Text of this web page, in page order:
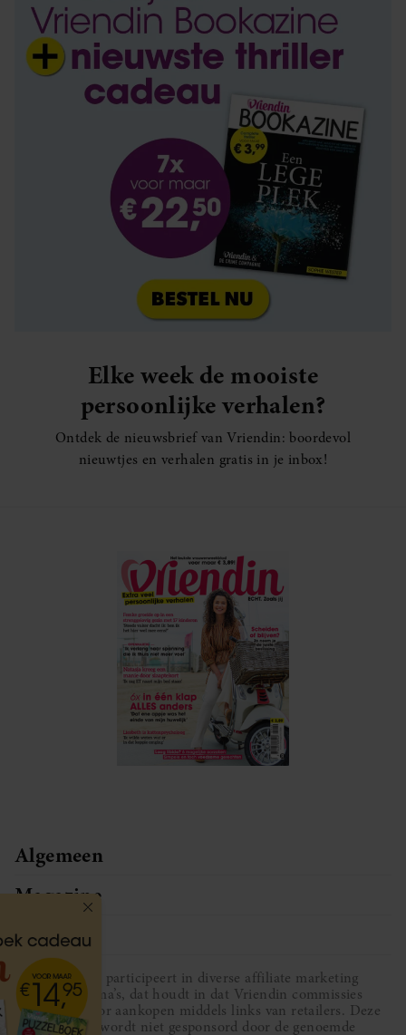
Elke week de mooiste
persoonlijke verhalen?
Ontdek de nieuwsbrief van Vriendin: boordevol
nieuwtjes en verhalen gratis in je inbox!
Algemeen
Magazine
Service
Vriendin participeert in diverse affiliate marketing
programma’s, dat houdt in dat Vriendin commissies
ontvangt voor aankopen middels links van retailers. Deze
website wordt niet gesponsord door de genoemde